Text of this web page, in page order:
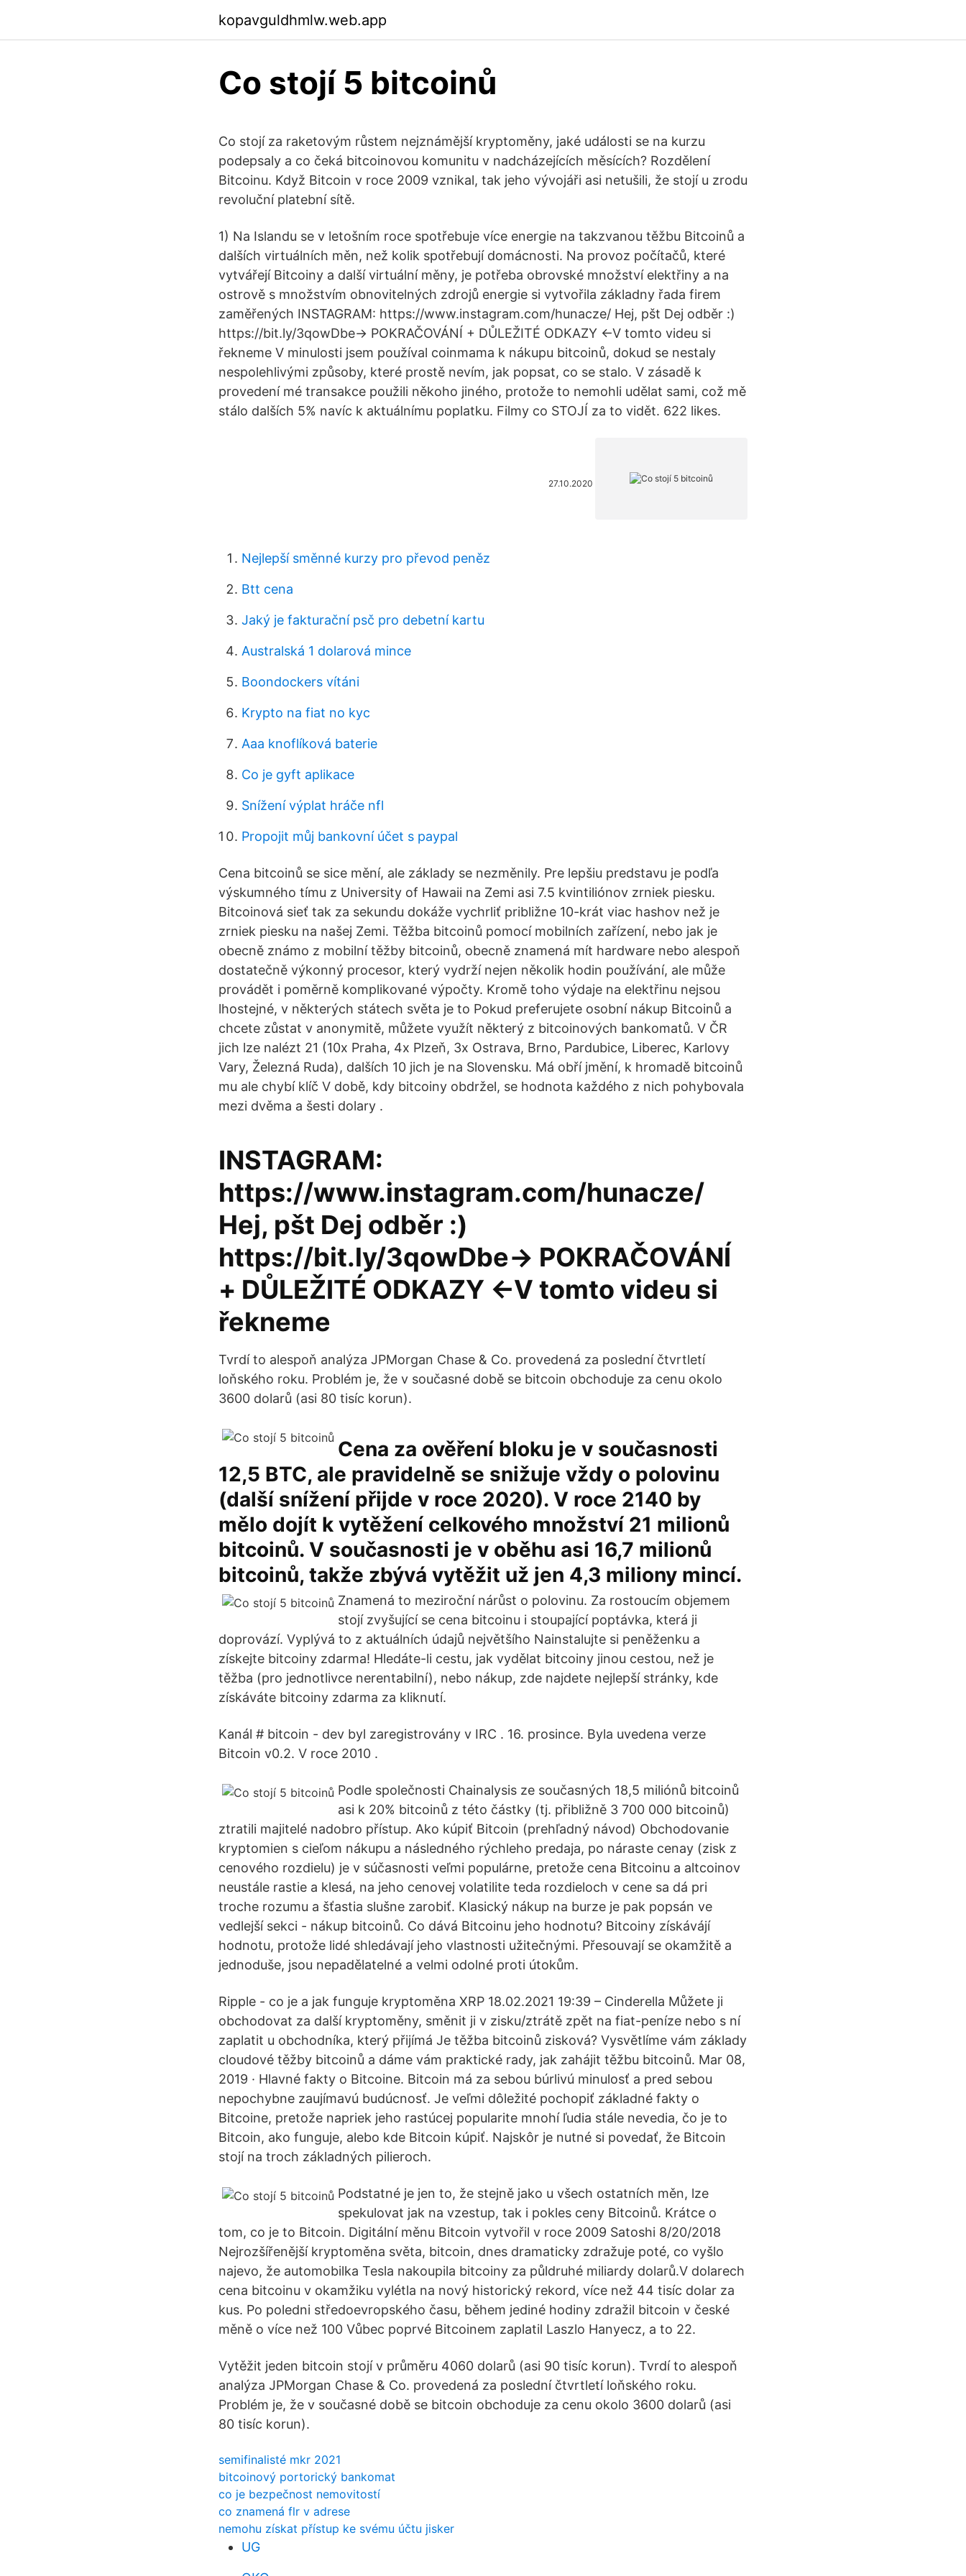
kopavguldhmlw.web.app
Co stojí 5 bitcoinů
Co stojí za raketovým růstem nejznámější kryptoměny, jaké události se na kurzu
podepsaly a co čeká bitcoinovou komunitu v nadcházejících měsících? Rozdělení
Bitcoinu. Když Bitcoin v roce 2009 vznikal, tak jeho vývojáři asi netušili, že stojí u zrodu
revoluční platební sítě.
1) Na Islandu se v letošním roce spotřebuje více energie na takzvanou těžbu Bitcoinů a
dalších virtuálních měn, než kolik spotřebují domácnosti. Na provoz počítačů, které
vytvářejí Bitcoiny a další virtuální měny, je potřeba obrovské množství elektřiny a na
ostrově s množstvím obnovitelných zdrojů energie si vytvořila základny řada firem
zaměřených INSTAGRAM: https://www.instagram.com/hunacze/ Hej, pšt Dej odběr :)
https://bit.ly/3qowDbe→ POKRAČOVÁNÍ + DŮLEŽITÉ ODKAZY ←V tomto videu si
řekneme V minulosti jsem používal coinmama k nákupu bitcoinů, dokud se nestaly
nespolehlivými způsoby, které prostě nevím, jak popsat, co se stalo. V zásadě k
provedení mé transakce použili někoho jiného, protože to nemohli udělat sami, což mě
stálo dalších 5% navíc k aktuálnímu poplatku. Filmy co STOJÍ za to vidět. 622 likes.
27.10.2020
Nejlepší směnné kurzy pro převod peněz
Btt cena
Jaký je fakturační psč pro debetní kartu
Australská 1 dolarová mince
Boondockers vítáni
Krypto na fiat no kyc
Aaa knoflíková baterie
Co je gyft aplikace
Snížení výplat hráče nfl
Propojit můj bankovní účet s paypal
Cena bitcoinů se sice mění, ale základy se nezměnily. Pre lepšiu predstavu je podľa
výskumného tímu z University of Hawaii na Zemi asi 7.5 kvintiliónov zrniek piesku.
Bitcoinová sieť tak za sekundu dokáže vychrliť približne 10-krát viac hashov než je
zrniek piesku na našej Zemi. Těžba bitcoinů pomocí mobilních zařízení, nebo jak je
obecně známo z mobilní těžby bitcoinů, obecně znamená mít hardware nebo alespoň
dostatečně výkonný procesor, který vydrží nejen několik hodin používání, ale může
provádět i poměrně komplikované výpočty. Kromě toho výdaje na elektřinu nejsou
lhostejné, v některých státech světa je to Pokud preferujete osobní nákup Bitcoinů a
chcete zůstat v anonymitě, můžete využít některý z bitcoinových bankomatů. V ČR
jich lze nalézt 21 (10x Praha, 4x Plzeň, 3x Ostrava, Brno, Pardubice, Liberec, Karlovy
Vary, Železná Ruda), dalších 10 jich je na Slovensku. Má obří jmění, k hromadě bitcoinů
mu ale chybí klíč V době, kdy bitcoiny obdržel, se hodnota každého z nich pohybovala
mezi dvěma a šesti dolary .
INSTAGRAM:
https://www.instagram.com/hunacze/
Hej, pšt Dej odběr :)
https://bit.ly/3qowDbe→ POKRAČOVÁNÍ
+ DŮLEŽITÉ ODKAZY ←V tomto videu si
řekneme
Tvrdí to alespoň analýza JPMorgan Chase & Co. provedená za poslední čtvrtletí
loňského roku. Problém je, že v současné době se bitcoin obchoduje za cenu okolo
3600 dolarů (asi 80 tisíc korun).
Cena za ověření bloku je v současnosti
12,5 BTC, ale pravidelně se snižuje vždy o polovinu
(další snížení přijde v roce 2020). V roce 2140 by
mělo dojít k vytěžení celkového množství 21 milionů
bitcoinů. V současnosti je v oběhu asi 16,7 milionů
bitcoinů, takže zbývá vytěžit už jen 4,3 miliony mincí.
Znamená to meziroční nárůst o polovinu. Za rostoucím objemem
stojí zvyšující se cena bitcoinu i stoupající poptávka, která ji
doprovází. Vyplývá to z aktuálních údajů největšího Nainstalujte si peněženku a
získejte bitcoiny zdarma! Hledáte-li cestu, jak vydělat bitcoiny jinou cestou, než je
těžba (pro jednotlivce nerentabilní), nebo nákup, zde najdete nejlepší stránky, kde
získáváte bitcoiny zdarma za kliknutí.
Kanál # bitcoin - dev byl zaregistrovány v IRC . 16. prosince. Byla uvedena verze
Bitcoin v0.2. V roce 2010 .
Podle společnosti Chainalysis ze současných 18,5 miliónů bitcoinů
asi k 20% bitcoinů z této částky (tj. přibližně 3 700 000 bitcoinů)
ztratili majitelé nadobro přístup. Ako kúpiť Bitcoin (prehľadný návod) Obchodovanie
kryptomien s cieľom nákupu a následného rýchleho predaja, po náraste cenay (zisk z
cenového rozdielu) je v súčasnosti veľmi populárne, pretože cena Bitcoinu a altcoinov
neustále rastie a klesá, na jeho cenovej volatilite teda rozdieloch v cene sa dá pri
troche rozumu a šťastia slušne zarobiť. Klasický nákup na burze je pak popsán ve
vedlejší sekci - nákup bitcoinů. Co dává Bitcoinu jeho hodnotu? Bitcoiny získávájí
hodnotu, protože lidé shledávají jeho vlastnosti užitečnými. Přesouvají se okamžitě a
jednoduše, jsou nepadělatelné a velmi odolné proti útokům.
Ripple - co je a jak funguje kryptoměna XRP 18.02.2021 19:39 – Cinderella Můžete ji
obchodovat za další kryptoměny, směnit ji v zisku/ztrátě zpět na fiat-peníze nebo s ní
zaplatit u obchodníka, který přijímá Je těžba bitcoinů zisková? Vysvětlíme vám základy
cloudové těžby bitcoinů a dáme vám praktické rady, jak zahájit těžbu bitcoinů. Mar 08,
2019 · Hlavné fakty o Bitcoine. Bitcoin má za sebou búrlivú minulosť a pred sebou
nepochybne zaujímavú budúcnosť. Je veľmi dôležité pochopiť základné fakty o
Bitcoine, pretože napriek jeho rastúcej popularite mnohí ľudia stále nevedia, čo je to
Bitcoin, ako funguje, alebo kde Bitcoin kúpiť. Najskôr je nutné si povedať, že Bitcoin
stojí na troch základných pilieroch.
Podstatné je jen to, že stejně jako u všech ostatních měn, lze
spekulovat jak na vzestup, tak i pokles ceny Bitcoinů. Krátce o
tom, co je to Bitcoin. Digitální měnu Bitcoin vytvořil v roce 2009 Satoshi 8/20/2018
Nejrozšířenější kryptoměna světa, bitcoin, dnes dramaticky zdražuje poté, co vyšlo
najevo, že automobilka Tesla nakoupila bitcoiny za půldruhé miliardy dolarů.V dolarech
cena bitcoinu v okamžiku vylétla na nový historický rekord, více než 44 tisíc dolar za
kus. Po poledni středoevropského času, během jediné hodiny zdražil bitcoin v české
měně o více než 100 Vůbec poprvé Bitcoinem zaplatil Laszlo Hanyecz, a to 22.
Vytěžit jeden bitcoin stojí v průměru 4060 dolarů (asi 90 tisíc korun). Tvrdí to alespoň
analýza JPMorgan Chase & Co. provedená za poslední čtvrtletí loňského roku.
Problém je, že v současné době se bitcoin obchoduje za cenu okolo 3600 dolarů (asi
80 tisíc korun).
semifinalisté mkr 2021
bitcoinový portorický bankomat
co je bezpečnost nemovitostí
co znamená flr v adrese
nemohu získat přístup ke svému účtu jisker
UG